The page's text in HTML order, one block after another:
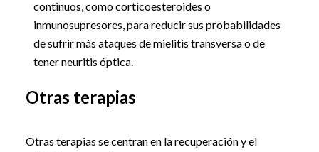
continuos, como corticoesteroides o
inmunosupresores, para reducir sus probabilidades
de sufrir más ataques de mielitis transversa o de
tener neuritis óptica.
Otras terapias
Otras terapias se centran en la recuperación y el